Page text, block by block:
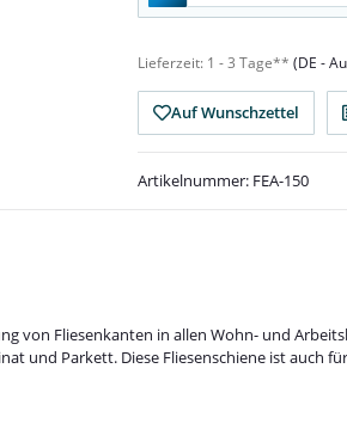
Lieferzeit: 1 - 3 Tage** (DE -
Auf Wunschzettel
Artikelnummer: FEA-150
von Fliesenkanten in allen Wohn- und
und Parkett. Diese Fliesenschiene ist auch